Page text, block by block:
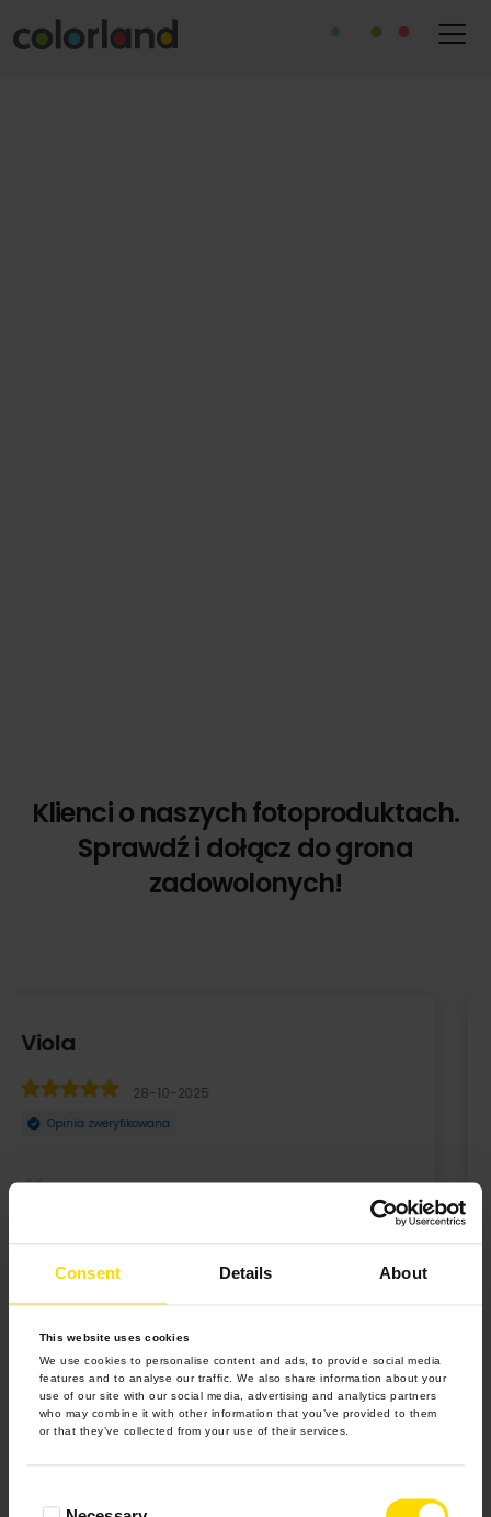
Consent Details About
This website uses cookies
We use cookies to personalise content and ads, to provide social media
features and to analyse our traffic. We also share information about your
use of our site with our social media, advertising and analytics partners
who may combine it with other information that you’ve provided to them
or that they’ve collected from your use of their services.
Klienci o naszych fotoproduktach.
Sprawdź i dołącz do grona
zadowolonych!
Super
23-11-2021
Opinia zweryfikowana
4.9 z 5.0